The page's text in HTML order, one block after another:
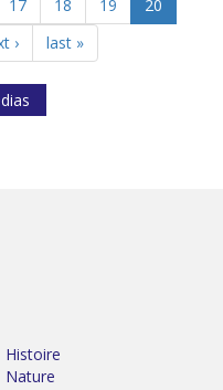
17 18 19
20
› last »
Histoire
Nature